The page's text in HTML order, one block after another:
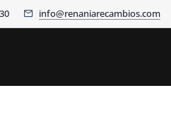
info@renaniarecambios.com